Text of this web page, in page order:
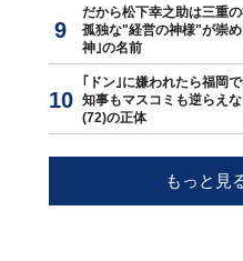
だから松下幸之助は三重
孤独な"経営の神様"が崇
神｣の名前
｢ドン｣に嫌われたら福岡
知事もマスコミも逆らえ
(72)の正体
もっと見